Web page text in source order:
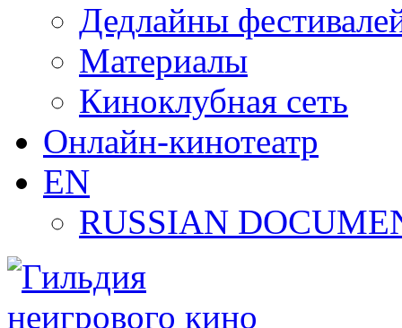
Дедлайны
Материалы
Киноклубная сеть
Онлайн-кинотеатр
EN
RUSSIAN